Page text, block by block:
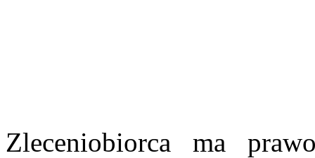
Zleceniobiorca ma